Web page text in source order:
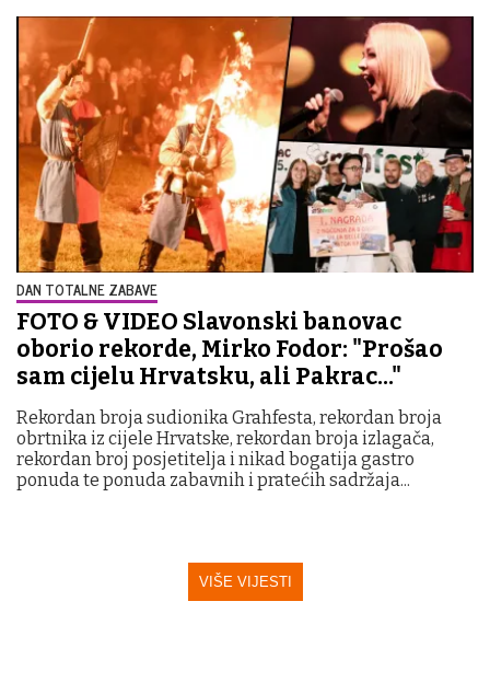
DAN TOTALNE ZABAVE
FOTO & VIDEO Slavonski banovac
oborio rekorde, Mirko Fodor: "Prošao
sam cijelu Hrvatsku, ali Pakrac..."
Rekordan broja sudionika Grahfesta, rekordan broja
obrtnika iz cijele Hrvatske, rekordan broja izlagača,
rekordan broj posjetitelja i nikad bogatija gastro
ponuda te ponuda zabavnih i pratećih sadržaja...
VIŠE VIJESTI